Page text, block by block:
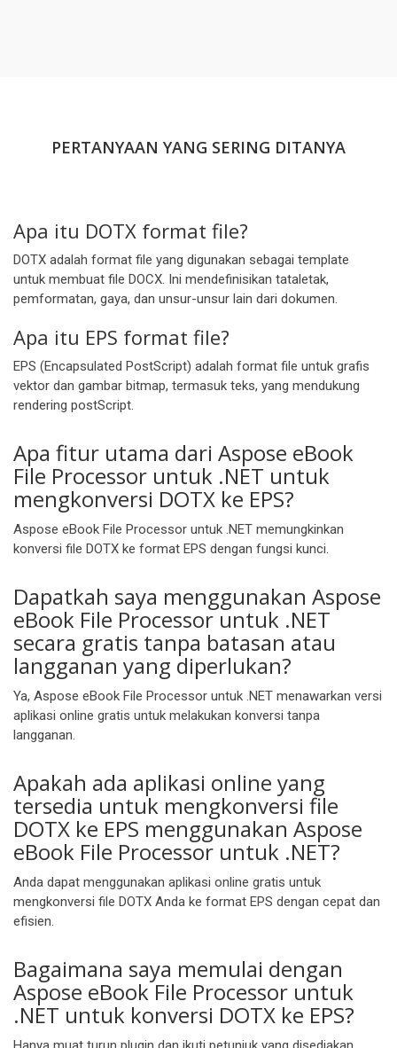
PERTANYAAN YANG SERING DITANYA
Apa itu DOTX format file?
DOTX adalah format file yang digunakan sebagai template
untuk membuat file DOCX. Ini mendefinisikan tataletak,
pemformatan, gaya, dan unsur-unsur lain dari dokumen.
Apa itu EPS format file?
EPS (Encapsulated PostScript) adalah format file untuk grafis
vektor dan gambar bitmap, termasuk teks, yang mendukung
rendering postScript.
Apa fitur utama dari Aspose eBook
File Processor untuk .NET untuk
mengkonversi DOTX ke EPS?
Aspose eBook File Processor untuk .NET memungkinkan
konversi file DOTX ke format EPS dengan fungsi kunci.
Dapatkah saya menggunakan Aspose
eBook File Processor untuk .NET
secara gratis tanpa batasan atau
langganan yang diperlukan?
Ya, Aspose eBook File Processor untuk .NET menawarkan versi
aplikasi online gratis untuk melakukan konversi tanpa
langganan.
Apakah ada aplikasi online yang
tersedia untuk mengkonversi file
DOTX ke EPS menggunakan Aspose
eBook File Processor untuk .NET?
Anda dapat menggunakan aplikasi online gratis untuk
mengkonversi file DOTX Anda ke format EPS dengan cepat dan
efisien.
Bagaimana saya memulai dengan
Aspose eBook File Processor untuk
.NET untuk konversi DOTX ke EPS?